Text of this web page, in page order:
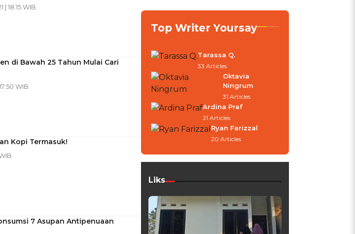
18:15 WIB
di Bawah 25 Tahun Mulai Cari
WIB
Kopi Termasuk!
7 Asupan Antipenuaan
Top Writer Yoursay
Tarassa Q.
33 Articles
Oktavia
Ningrum
31 Articles
Ardina Praf
21 Articles
Ryan Farizzal
20 Articles
Liks